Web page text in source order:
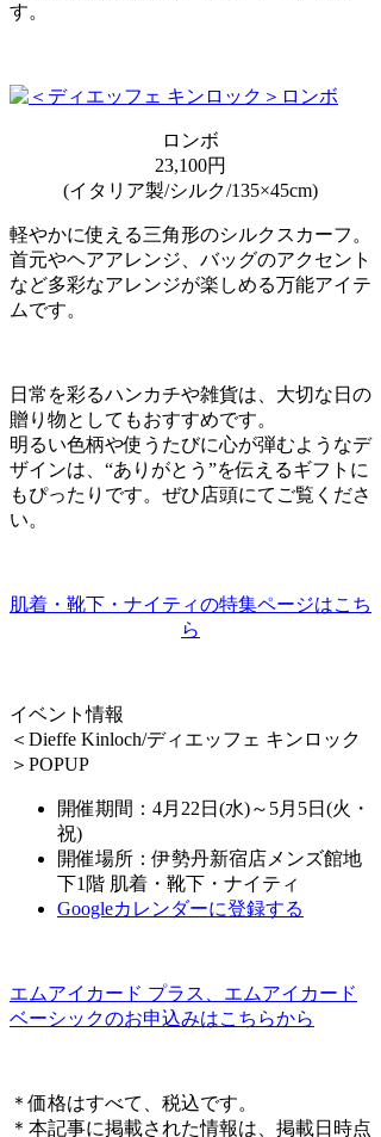
す。
ロンボ
23,100円
(イタリア製/シルク/135×45cm)
軽やかに使える三角形のシルクスカーフ。
首元やヘアアレンジ、バッグのアクセント
など多彩なアレンジが楽しめる万能アイテ
ムです。
日常を彩るハンカチや雑貨は、大切な日の
贈り物としてもおすすめです。
明るい色柄や使うたびに心が弾むようなデ
ザインは、“ありがとう”を伝えるギフトに
もぴったりです。ぜひ店頭にてご覧くださ
い。
肌着・靴下・ナイティの特集ページはこち
ら
イベント情報
＜Dieffe Kinloch/ディエッフェ キンロック
＞POPUP
開催期間：4月22日(水)～5月5日(火・
祝)
開催場所：伊勢丹新宿店メンズ館地
下1階 肌着・靴下・ナイティ
Googleカレンダーに登録する
エムアイカード プラス、エムアイカード
ベーシックのお申込みはこちらから
＊価格はすべて、税込です。
＊本記事に掲載された情報は、掲載日時点